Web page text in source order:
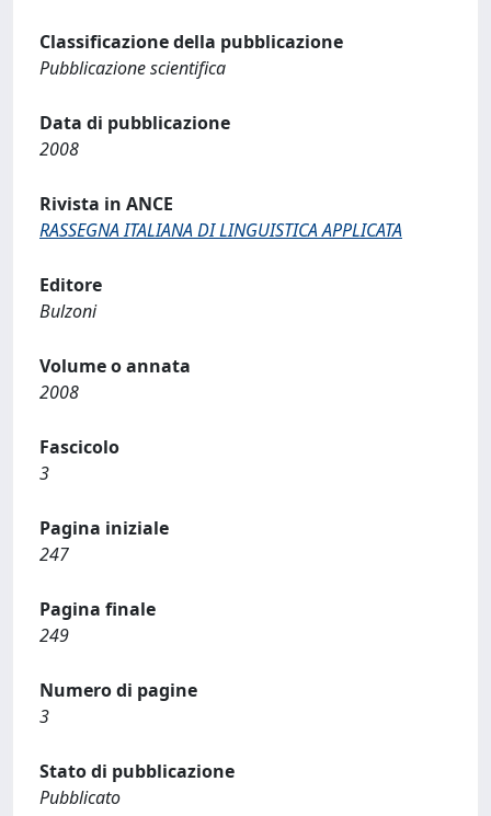
Classificazione della pubblicazione
Pubblicazione scientifica
Data di pubblicazione
2008
Rivista in ANCE
RASSEGNA ITALIANA DI LINGUISTICA APPLICATA
Editore
Bulzoni
Volume o annata
2008
Fascicolo
3
Pagina iniziale
247
Pagina finale
249
Numero di pagine
3
Stato di pubblicazione
Pubblicato